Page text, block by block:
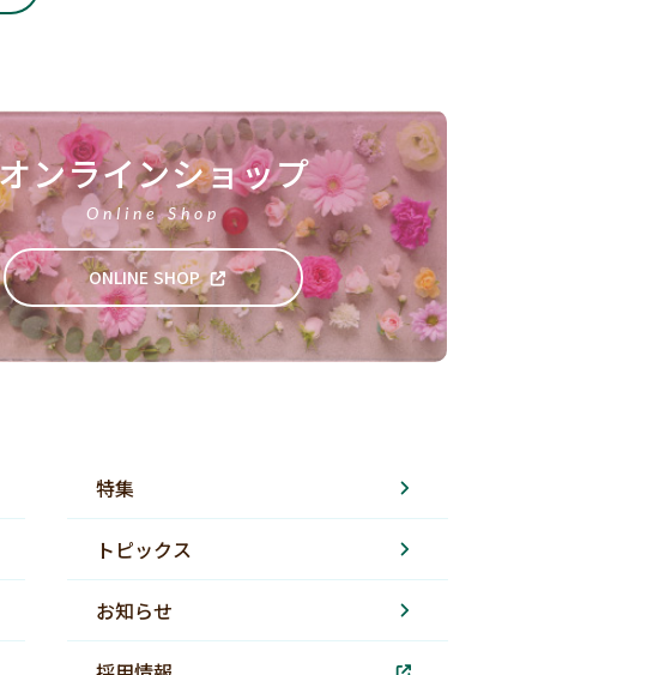
ンラインショップ
Online Shop
ONLINE SHOP
特集
トピックス
お知らせ